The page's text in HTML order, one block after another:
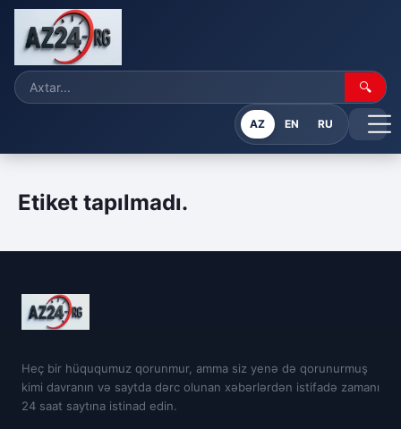
🔍
AZ EN RU
Etiket tapılmadı.
Heç bir hüququmuz qorunmur, amma siz yenə də qorunurmuş
kimi davranın və saytda dərc olunan xəbərlərdən istifadə zamanı
24 saat saytına istinad edin.